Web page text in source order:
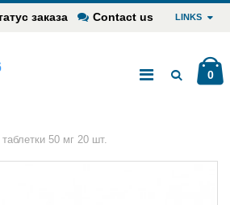
заказа Contact us LINKS
0
50 мг 20 шт.